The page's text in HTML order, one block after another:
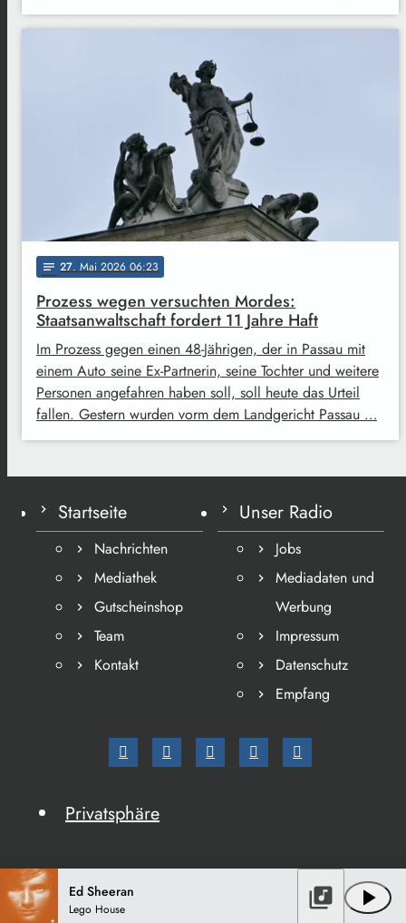
notes 27. Mai 2026 06:23
Prozess wegen versuchten Mordes:
Staatsanwaltschaft fordert 11 Jahre Haft
Im Prozess gegen einen 48-Jährigen, der in Passau mit
einem Auto seine Ex-Partnerin, seine Tochter und weitere
Personen angefahren haben soll, soll heute das Urteil
fallen. Gestern wurden vorm dem Landgericht Passau …
Startseite
Nachrichten
Mediathek
Gutscheinshop
Team
Kontakt
Unser Radio
Jobs
Mediadaten und
Werbung
Impressum
Datenschutz
Empfang
Privatsphäre
Ed Sheeran
Lego House play_arrow
library_music